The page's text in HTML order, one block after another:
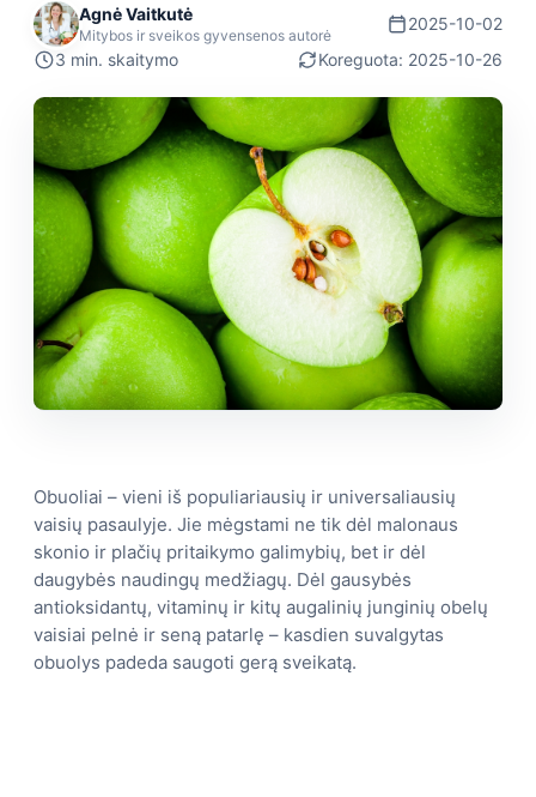
Agnė Vaitkutė
Mitybos ir sveikos gyvensenos autorė
2025-10-02
3 min. skaitymo
Koreguota: 2025-10-26
Obuoliai – vieni iš populiariausių ir universaliausių
vaisių pasaulyje. Jie mėgstami ne tik dėl malonaus
skonio ir plačių pritaikymo galimybių, bet ir dėl
daugybės naudingų medžiagų. Dėl gausybės
antioksidantų, vitaminų ir kitų augalinių junginių obelų
vaisiai pelnė ir seną patarlę – kasdien suvalgytas
obuolys padeda saugoti gerą sveikatą.